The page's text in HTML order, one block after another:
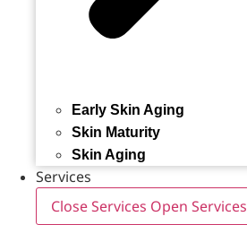
Early Skin Aging
Skin Maturity
Skin Aging
Services
Close Services Open Services